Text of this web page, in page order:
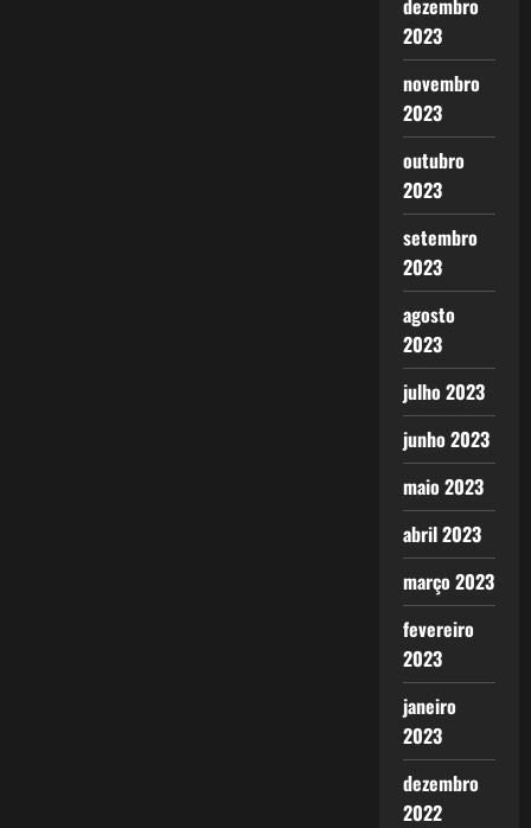
dezembro
2023
novembro
2023
outubro
2023
setembro
2023
agosto
2023
julho 2023
junho 2023
maio 2023
abril 2023
março 2023
fevereiro
2023
janeiro
2023
dezembro
2022